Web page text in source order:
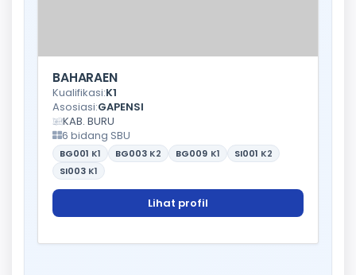
BAHARAEN
Kualifikasi:K1
Asosiasi:GAPENSI
KAB. BURU
6 bidang SBU
BG001 K1 BG003 K2 BG009 K1 SI001 K2
SI003 K1
Lihat profil